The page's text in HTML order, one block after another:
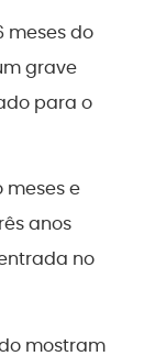
meses do
grave
para o
e
anos
no
mostram